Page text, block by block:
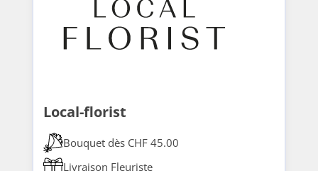
Local-florist
Bouquet dès CHF 45.00
Livraison Fleuriste